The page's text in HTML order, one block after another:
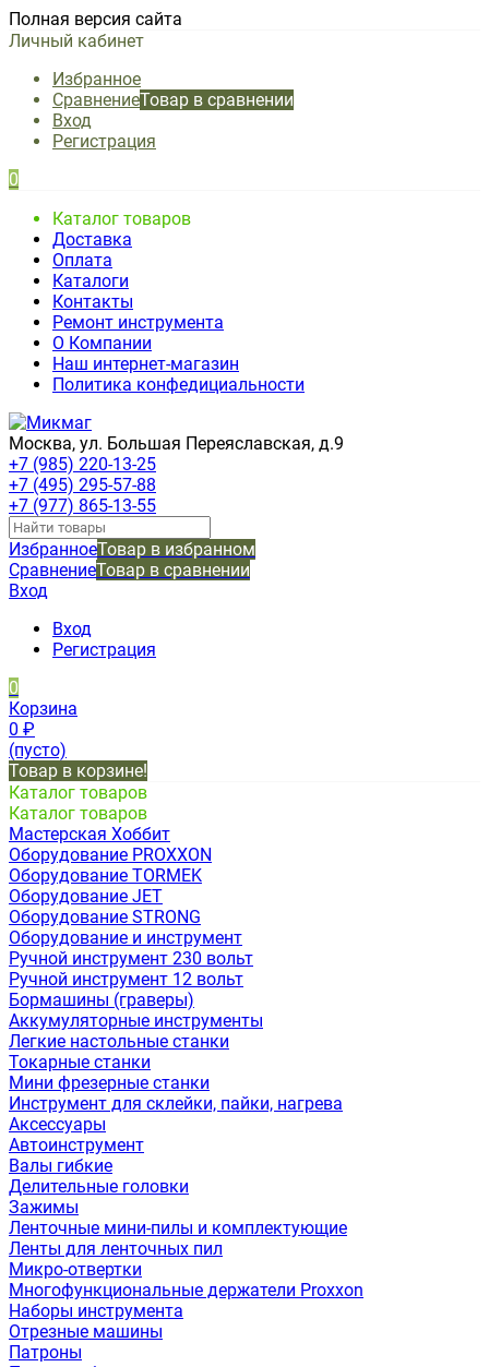
Полная версия сайта
Личный кабинет
Избранное
СравнениеТовар в сравнении
Вход
Регистрация
0
Каталог товаров
Доставка
Оплата
Каталоги
Контакты
Ремонт инструмента
О Компании
Наш интернет-магазин
Политика конфедициальности
Москва, ул. Большая Переяславская, д.9
+7 (985) 220-13-25
+7 (495) 295-57-88
+7 (977) 865-13-55
ИзбранноеТовар в избранном
СравнениеТовар в сравнении
Вход
Вход
Регистрация
0
Корзина
0 ₽
(пусто)
Товар в корзине!
Каталог товаров
Каталог товаров
Мастерская Хоббит
Оборудование PROXXON
Оборудование TORMEK
Оборудование JET
Оборудование STRONG
Оборудование и инструмент
Ручной инструмент 230 вольт
Ручной инструмент 12 вольт
Бормашины (граверы)
Аккумуляторные инструменты
Легкие настольные станки
Токарные станки
Мини фрезерные станки
Инструмент для склейки, пайки, нагрева
Аксессуары
Автоинструмент
Валы гибкие
Делительные головки
Зажимы
Ленточные мини-пилы и комплектующие
Ленты для ленточных пил
Микро-отвертки
Многофункциональные держатели Proxxon
Наборы инструмента
Отрезные машины
Патроны